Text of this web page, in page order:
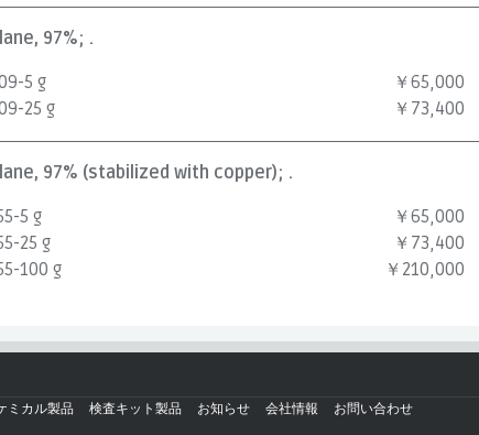
97%; .
5 g
25 g
￥65,000
￥73,400
97% (stabilized with copper); .
5 g
25 g
100 g
￥65,000
￥73,400
￥210,000
ミカル製品 検査キット製品 お知らせ 会社情報 お問い合わせ